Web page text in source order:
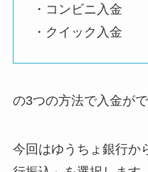
・コンビニ入金
・クイック入金
の3つの方法で入金がで
今回はゆうちょ銀行か